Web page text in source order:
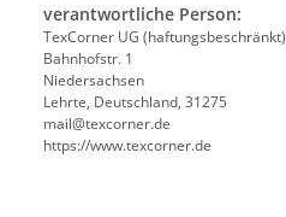
verantwortliche Person:
TexCorner UG (haftungsbeschränkt)
Bahnhofstr. 1
Niedersachsen
Lehrte, Deutschland, 31275
mail@texcorner.de
https://www.texcorner.de